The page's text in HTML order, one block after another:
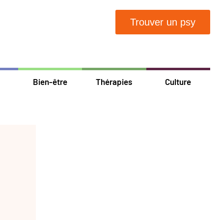
Trouver un psy
Bien-être Thérapies Culture